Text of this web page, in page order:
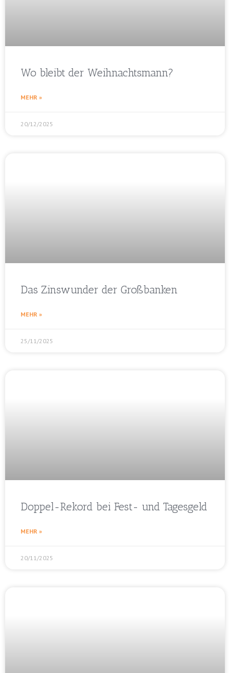
Wo bleibt der Weihnachtsmann?
MEHR »
20/12/2025
Das Zinswunder der Großbanken
MEHR »
25/11/2025
Doppel-Rekord bei Fest- und Tagesgeld
MEHR »
20/11/2025